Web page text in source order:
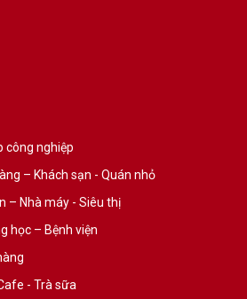
công nghiệp
– Khách sạn - Quán nhỏ
– Nhà máy - Siêu thị
học – Bệnh viện
- Trà sữa